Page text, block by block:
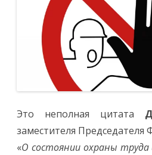
Это неполная цитата
заместителя Председателя
«О состоянии охраны труда